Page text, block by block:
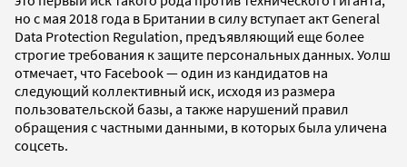
но с мая 2018 года в Британии в силу вступает акт General
Data Protection Regulation, предъявляющий еще более
строгие требования к защите персональных данных. Уолш
отмечает, что Facebook — один из кандидатов на
следующий коллективный иск, исходя из размера
пользовательской базы, а также нарушений правил
обращения с частными данными, в которых была уличена
соцсеть.